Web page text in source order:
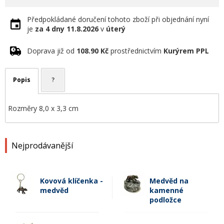
Nejprodávanější
Kovová klíčenka -
medvěd
Medvěd na
kamenné
podložce
Předpokládané doručení tohoto zboží při objednání nyní
je za 4 dny 11.8.2026 v úterý
Doprava již od 108.90 Kč prostřednictvím Kurýrem PPL
Popis ?
Rozměry 8,0 x 3,3 cm